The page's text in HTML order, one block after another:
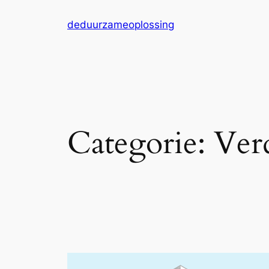
deduurzameoplossing
Categorie: